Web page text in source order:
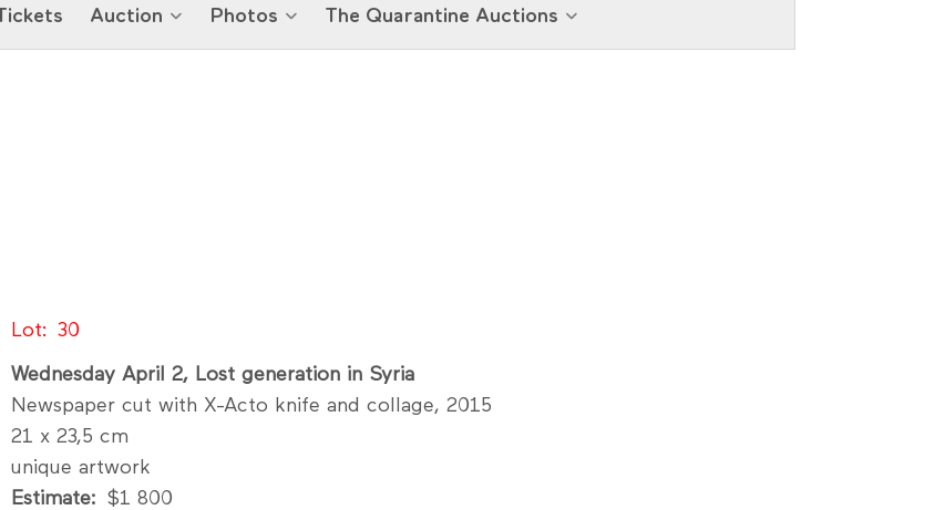
Auction Photos The Quarantine Auctions
Lot 30
Wednesday April 2, Lost generation in Syria
Newspaper cut with X-Acto knife and collage, 2015
21 x 23,5 cm
unique artwork
Estimate
$1 800